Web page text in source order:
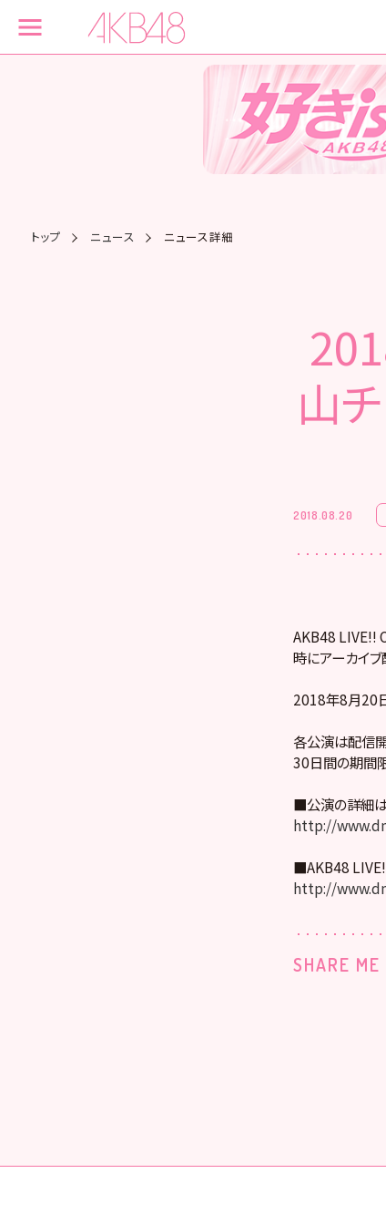
トップ ニュース ニュース詳細
山
2018.08.20
AKB48 LIVE!!
時にアーカイブ
2018年8月20日
各公演は配信開
30日間の期間
■公演の詳細
http://
■AKB48
http://
SHARE ME